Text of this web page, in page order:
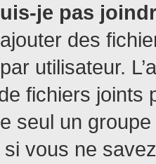
je pas
des
utilisateur.
fichiers
seul un
si vous ne